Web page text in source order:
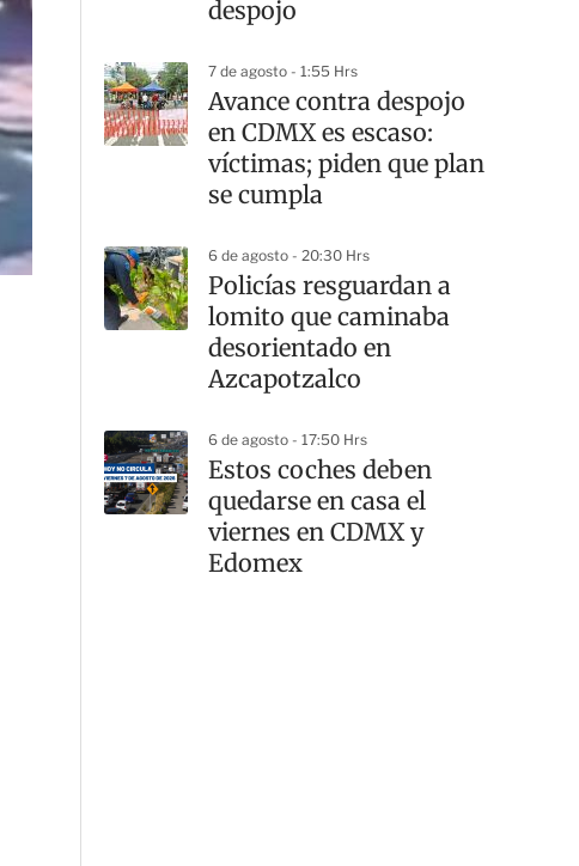
despojo
7 de agosto - 1:55 Hrs
Avance contra despojo
en CDMX es escaso:
víctimas; piden que plan
se cumpla
6 de agosto - 20:30 Hrs
Policías resguardan a
lomito que caminaba
desorientado en
Azcapotzalco
6 de agosto - 17:50 Hrs
Estos coches deben
quedarse en casa el
viernes en CDMX y
Edomex